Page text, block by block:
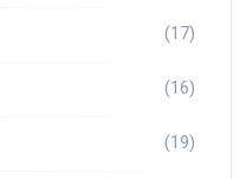
(17)
(16)
(19)